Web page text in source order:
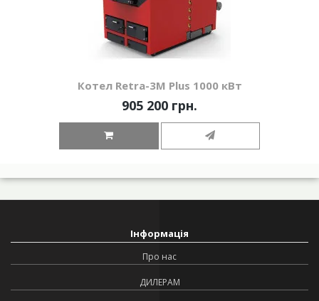
Котел Retra-3М Plus 1000 кВт
905 200 грн.
Інформація
Про нас
ДИЛЕРАМ